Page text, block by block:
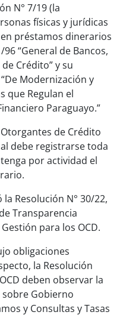
N° 7/19 (la
físicas y jurídicas
préstamos dinerarios
“General de Bancos,
Crédito” y su
Modernización y
que Regulan el
Paraguayo.”
de Crédito
debe registrarse toda
por actividad el
Resolución N° 30/22,
Transparencia
para los OCD.
obligaciones
la Resolución
deben observar la
sobre Gobierno
y Consultas y Tasas